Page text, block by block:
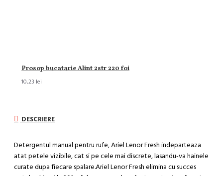
Prosop bucatarie Alint 2str 220 foi
10,23 lei
DESCRIERE
Detergentul manual pentru rufe, Ariel Lenor Fresh indeparteaza
atat petele vizibile, cat si pe cele mai discrete, lasandu-va hainele
curate dupa fiecare spalare.Ariel Lenor Fresh elimina cu succes